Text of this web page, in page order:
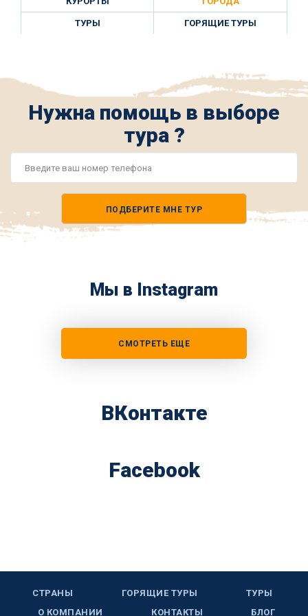
ТУРЫ ГОРЯЩИЕ ТУРЫ
Нужна помощь в выборе
тура ?
ПОДБЕРИТЕ МНЕ ТУР
Мы в Instagram
СМОТРЕТЬ ЕЩЕ
ВКонтакте
Facebook
СТРАНЫ ГОРЯЩИЕ ТУРЫ
ТУРЫ
О КОМПАНИИ
КОНТАКТЫ БЛОГ